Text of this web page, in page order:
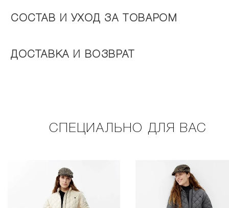
СОСТАВ И УХОД ЗА ТОВАРОМ
ДОСТАВКА И ВОЗВРАТ
СПЕЦИАЛЬНО ДЛЯ ВАС